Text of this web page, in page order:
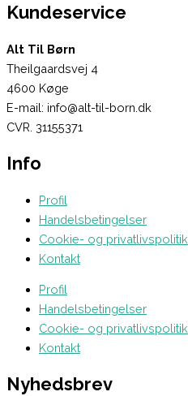
Kundeservice
Alt Til Børn
Theilgaardsvej 4
4600 Køge
E-mail: info@alt-til-born.dk
CVR. 31155371
Info
Profil
Handelsbetingelser
Cookie- og privatlivspolitik
Kontakt
Profil
Handelsbetingelser
Cookie- og privatlivspolitik
Kontakt
Nyhedsbrev